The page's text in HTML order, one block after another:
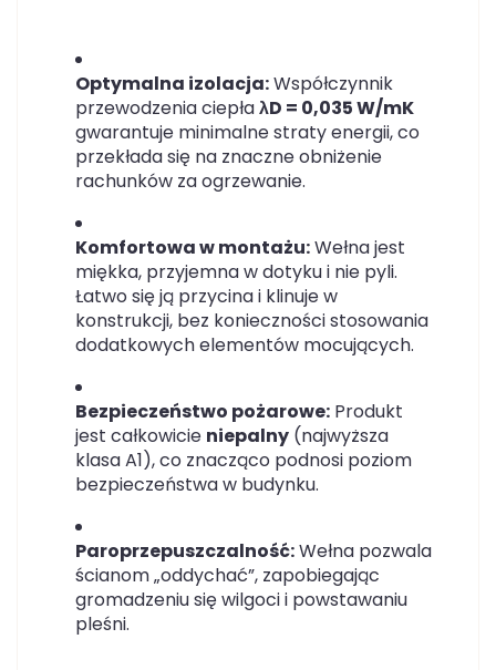
Optymalna izolacja:Współczynnik
przewodzenia ciepłaλD = 0,035 W/mK
gwarantuje minimalne straty energii, co
przekłada się na znaczne obniżenie
rachunków za ogrzewanie.
Komfortowa w montażu:Wełna jest
miękka, przyjemna w dotyku i nie pyli.
Łatwo się ją przycina i klinuje w
konstrukcji, bez konieczności stosowania
dodatkowych elementów mocujących.
Bezpieczeństwo pożarowe: Produkt
jest całkowicie niepalny (najwyższa
klasa A1), co znacząco podnosi poziom
bezpieczeństwa w budynku.
Paroprzepuszczalność:Wełna pozwala
ścianom „oddychać”, zapobiegając
gromadzeniu się wilgoci i powstawaniu
pleśni.